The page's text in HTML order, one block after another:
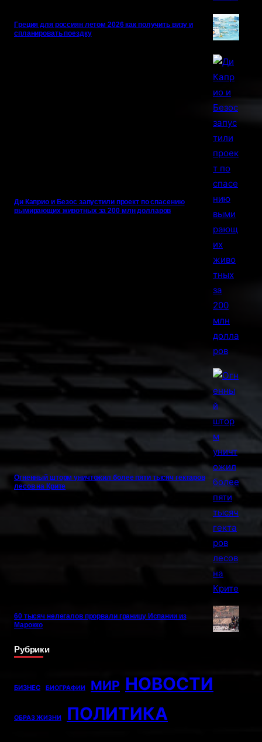
Греция для россиян летом 2026 как получить визу и
спланировать поездку
Ди Каприо и Безос запустили проект по спасению
вымирающих животных за 200 млн долларов
Огненный шторм уничтожил более пяти тысяч гектаров
лесов на Крите
60 тысяч нелегалов прорвали границу Испании из
Марокко
Рубрики
БИЗНЕС БИОГРАФИИ МИР НОВОСТИ
ОБРАЗ ЖИЗНИ ПОЛИТИКА